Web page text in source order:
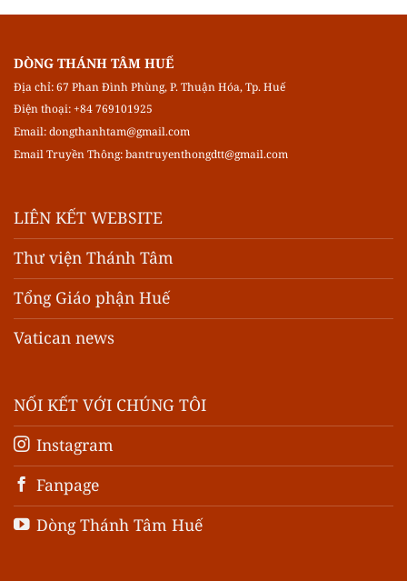
DÒNG THÁNH TÂM HUẾ
Địa chỉ: 67 Phan Đình Phùng, P. Thuận Hóa, Tp. Huế
Điện thoại: +84 769101925
Email:dongthanhtam@gmail.com
Email Truyền Thông:bantruyenthongdtt@gmail.com
LIÊN KẾT WEBSITE
Thư viện Thánh Tâm
Tổng Giáo phận Huế
Vatican news
NỐI KẾT VỚI CHÚNG TÔI
Instagram
Fanpage
Dòng Thánh Tâm Huế